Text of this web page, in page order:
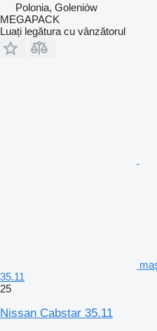
Polonia, Goleniów
MEGAPACK
Luați legătura cu vânzătorul
35.11
25
Nissan Cabstar 35.11